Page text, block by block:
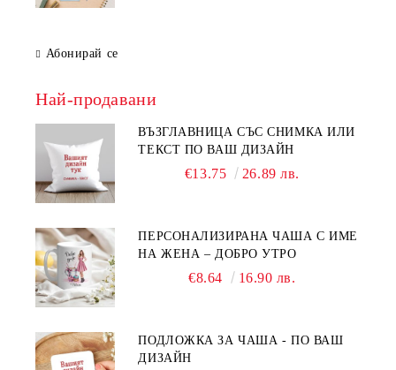
Абонирай се
Най-продавани
ВЪЗГЛАВНИЦА СЪС СНИМКА ИЛИ
ТЕКСТ ПО ВАШ ДИЗАЙН
€13.75 26.89 лв.
ПЕРСОНАЛИЗИРАНА ЧАША С ИМЕ
НА ЖЕНА – ДОБРО УТРО
€8.64 16.90 лв.
ПОДЛОЖКА ЗА ЧАША - ПО ВАШ
ДИЗАЙН